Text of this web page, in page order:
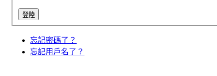
忘記密碼了？
忘記用戶名了？